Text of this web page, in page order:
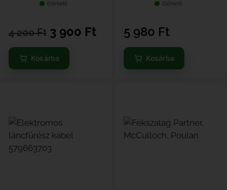
Elérhető
4 200Ft 3 900 Ft
Kosárba
Elérhető
5 980 Ft
Kosárba